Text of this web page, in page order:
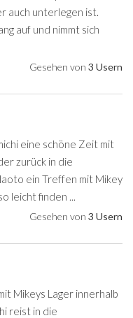
auch unterlegen ist.
auf und nimmt sich
Gesehen von 3 Usern
eine schöne Zeit mit
zurück in die
ein Treffen mit Mikey
leicht finden ...
Gesehen von 3 Usern
Mikeys Lager innerhalb
reist in die